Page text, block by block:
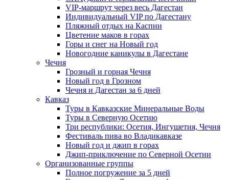
VIP-маршрут через весь Дагестан
Индивидуальный VIP по Дагестану
Пляжный отдых на Каспии
Цветение маков в горах
Горы и снег на Новый год
Новогодние каникулы в Дагестане
Чечня
Грозный и горная Чечня
Новый год в Грозном
Чечня и Дагестан за 6 дней
Кавказ
Туры в Кавказские Минеральные Воды
Туры в Северную Осетию
Три республики: Осетия, Ингушетия, Чечня
Фестиваль пива во Владикавказе
Новый год и джип в горах
Джип-приключение по Северной Осетии
Организованные группы
Полное погружение за 5 дней